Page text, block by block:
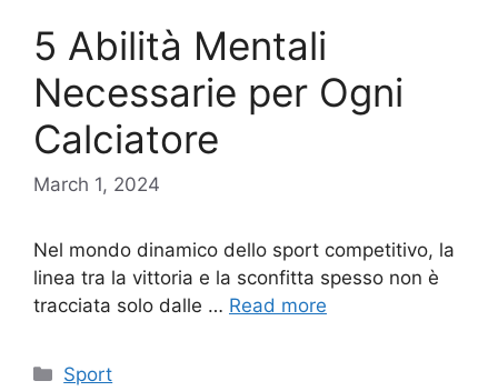
5 Abilità Mentali
Necessarie per Ogni
Calciatore
March 1, 2024
Nel mondo dinamico dello sport competitivo, la
linea tra la vittoria e la sconfitta spesso non è
tracciata solo dalle … Read more
Categories
Sport